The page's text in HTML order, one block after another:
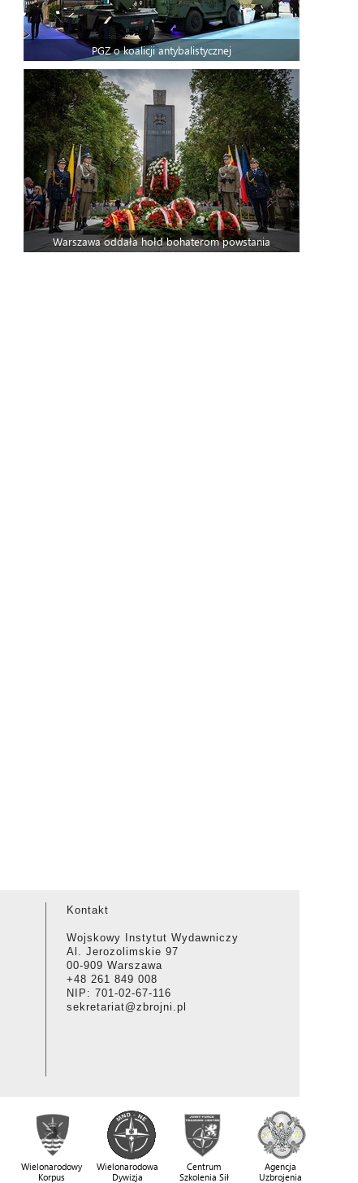
PGZ o koalicji antybalistycznej
Warszawa oddała hołd bohaterom powstania
Kontakt
Wojskowy Instytut Wydawniczy
Al. Jerozolimskie 97
00-909 Warszawa
+48 261 849 008
NIP: 701-02-67-116
sekretariat@zbrojni.pl
Wielonarodowy
Korpus
Wielonarodowa
Dywizja
Centrum
Szkolenia Sił
Agencja
Uzbrojenia